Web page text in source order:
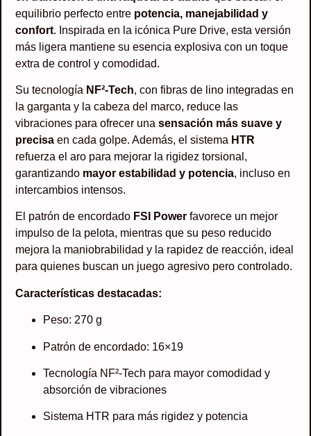
equilibrio perfecto entre potencia, manejabilidad y
confort. Inspirada en la icónica Pure Drive, esta versión
más ligera mantiene su esencia explosiva con un toque
extra de control y comodidad.
Su tecnología NF²-Tech, con fibras de lino integradas en
la garganta y la cabeza del marco, reduce las
vibraciones para ofrecer una sensación más suave y
precisa en cada golpe. Además, el sistema HTR
refuerza el aro para mejorar la rigidez torsional,
garantizando mayor estabilidad y potencia, incluso en
intercambios intensos.
El patrón de encordado FSI Power favorece un mejor
impulso de la pelota, mientras que su peso reducido
mejora la maniobrabilidad y la rapidez de reacción, ideal
para quienes buscan un juego agresivo pero controlado.
Características destacadas:
Peso: 270 g
Patrón de encordado: 16×19
Tecnología NF²-Tech para mayor comodidad y
absorción de vibraciones
Sistema HTR para más rigidez y potencia